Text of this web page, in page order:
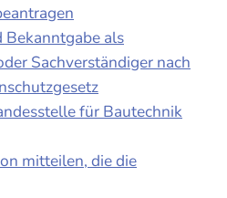
als
Sachverständiger nach
für Bautechnik
mitteilen, die die